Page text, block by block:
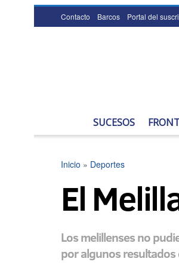
Contacto Barcos Portal del
SUCESOS
Inicio » Deportes
El
Los melillenses no
por algunos